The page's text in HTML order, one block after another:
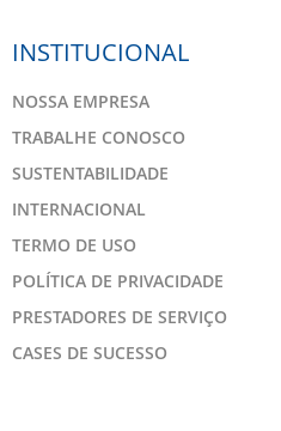
INSTITUCIONAL
NOSSA EMPRESA
TRABALHE CONOSCO
SUSTENTABILIDADE
INTERNACIONAL
TERMO DE USO
POLÍTICA DE PRIVACIDADE
PRESTADORES DE SERVIÇO
CASES DE SUCESSO